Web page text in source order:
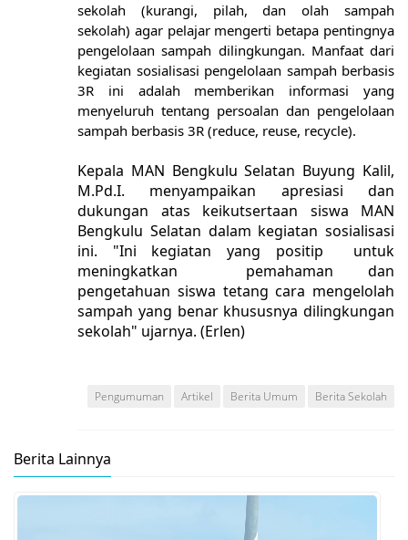
sekolah (kurangi, pilah, dan olah sampah
sekolah) agar pelajar mengerti betapa pentingnya
pengelolaan sampah dilingkungan. Manfaat dari
kegiatan sosialisasi pengelolaan sampah berbasis
3R ini adalah memberikan informasi yang
menyeluruh tentang persoalan dan pengelolaan
sampah berbasis 3R (reduce, reuse, recycle).
Kepala MAN Bengkulu Selatan Buyung Kalil,
M.Pd.I. menyampaikan apresiasi dan
dukungan atas keikutsertaan siswa MAN
Bengkulu Selatan dalam kegiatan sosialisasi
ini. "Ini kegiatan yang positip untuk
meningkatkan pemahaman dan
pengetahuan siswa tetang cara mengelolah
sampah yang benar khususnya dilingkungan
sekolah" ujarnya. (Erlen)
Pengumuman Artikel Berita Umum Berita Sekolah
Berita Lainnya